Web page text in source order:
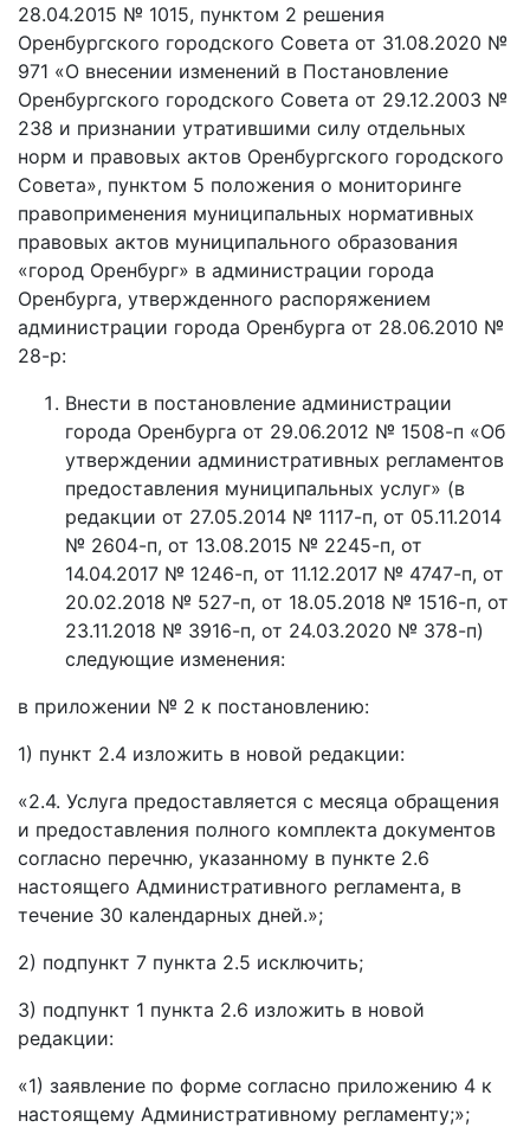
28.04.2015 № 1015, пунктом 2 решения
Оренбургского городского Совета от 31.08.2020 №
971 «О внесении изменений в Постановление
Оренбургского городского Совета от 29.12.2003 №
238 и признании утратившими силу отдельных
норм и правовых актов Оренбургского городского
Совета», пунктом 5 положения о мониторинге
правоприменения муниципальных нормативных
правовых актов муниципального образования
«город Оренбург» в администрации города
Оренбурга, утвержденного распоряжением
администрации города Оренбурга от 28.06.2010 №
28-р:
Внести в постановление администрации
города Оренбурга от 29.06.2012 № 1508-п «Об
утверждении административных регламентов
предоставления муниципальных услуг» (в
редакции от 27.05.2014 № 1117-п, от 05.11.2014
№ 2604-п, от 13.08.2015 № 2245-п, от
14.04.2017 № 1246-п, от 11.12.2017 № 4747-п, от
20.02.2018 № 527-п, от 18.05.2018 № 1516-п, от
23.11.2018 № 3916-п, от 24.03.2020 № 378-п)
следующие изменения:
в приложении № 2 к постановлению:
1) пункт 2.4 изложить в новой редакции:
«2.4. Услуга предоставляется с месяца обращения
и предоставления полного комплекта документов
согласно перечню, указанному в пункте 2.6
настоящего Административного регламента, в
течение 30 календарных дней.»;
2) подпункт 7 пункта 2.5 исключить;
3) подпункт 1 пункта 2.6 изложить в новой
редакции:
«1) заявление по форме согласно приложению 4 к
настоящему Административному регламенту;»;